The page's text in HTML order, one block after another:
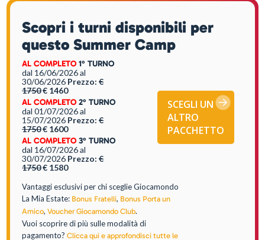
Scopri i turni disponibili per
questo Summer Camp
AL COMPLETO 1° TURNO
dal 16/06/2026al
30/06/2026 Prezzo:€
1750€ 1460
AL COMPLETO 2° TURNO
dal 01/07/2026al
15/07/2026 Prezzo:€
1750€ 1600
AL COMPLETO 3° TURNO
dal 16/07/2026al
30/07/2026 Prezzo:€
1750€ 1580
SCEGLI UN
ALTRO
PACCHETTO
Vantaggi esclusivi per chi sceglie Giocamondo
La Mia Estate: Bonus Fratelli, Bonus Porta un
Amico,Voucher Giocamondo Club.
Vuoi scoprire di più sulle modalità di
pagamento?Clicca qui e approfondisci tutte le